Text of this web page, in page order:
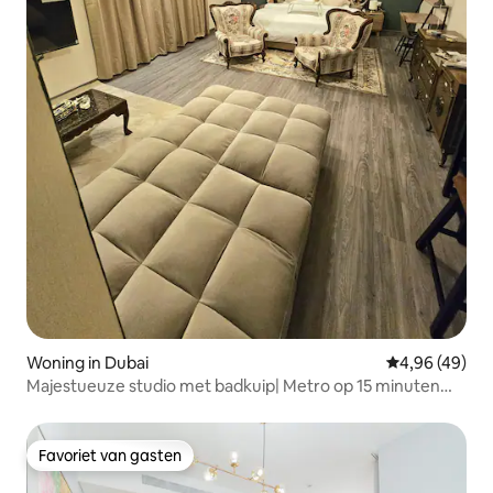
Woning in Dubai Gemiddelde
4,96 (49)
Majestueuze studio met badkuip| Metro op 15 minuten
Favoriet van gasten
Favoriet van gasten